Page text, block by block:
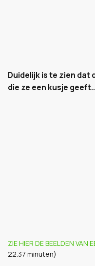
Duidelijk is te zien dat
die ze een kusje
ZIE HIER DE BEELDEN VAN
22.37 minuten)